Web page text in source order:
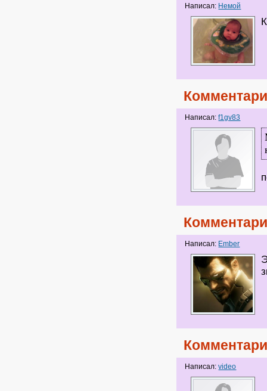
Написал: Немой
Написал:f1gv83
Написал: Ember
Написал:video